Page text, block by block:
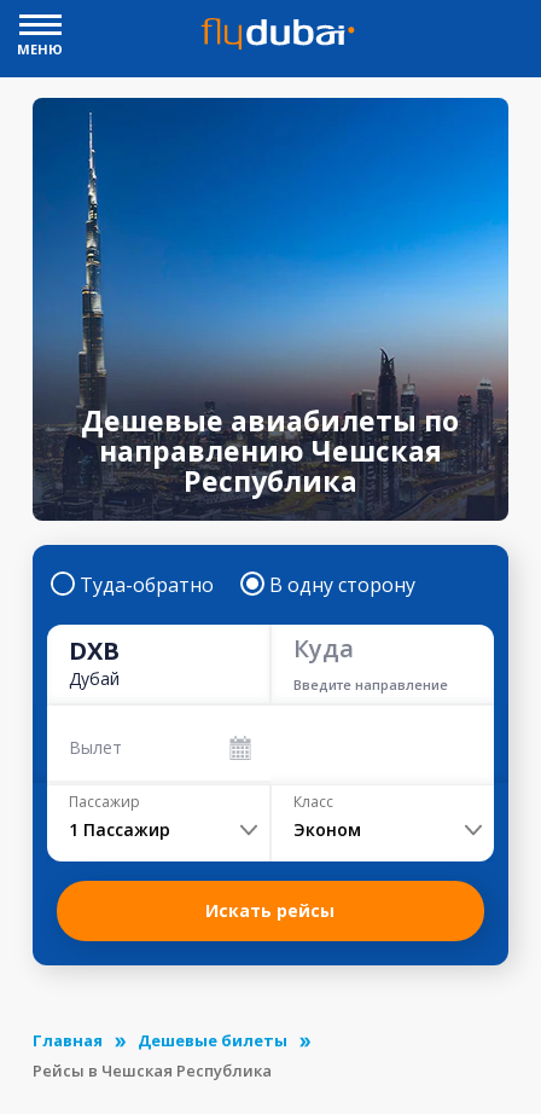
МЕНЮ
Дешевые авиабилеты по
направлению Чешская
Республика
Туда-обратно В одну сторону
DXB
Дубай
Куда
Введите направление
Вылет
Пассажир
1 Пассажир
Класс
Эконом
Искать рейсы
Главная
Дешевые билеты
Рейсы в Чешская Республика